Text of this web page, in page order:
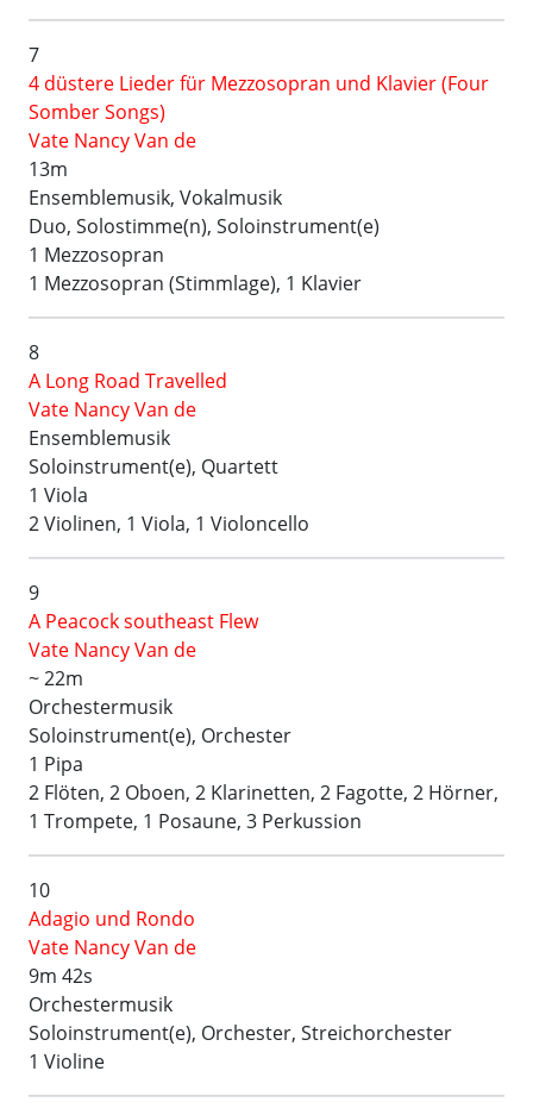
7
4 düstere Lieder für Mezzosopran und Klavier (Four
Somber Songs)
Vate Nancy Van de
13m
Ensemblemusik, Vokalmusik
Duo, Solostimme(n), Soloinstrument(e)
1 Mezzosopran
1 Mezzosopran (Stimmlage), 1 Klavier
8
A Long Road Travelled
Vate Nancy Van de
Ensemblemusik
Soloinstrument(e), Quartett
1 Viola
2 Violinen, 1 Viola, 1 Violoncello
9
A Peacock southeast Flew
Vate Nancy Van de
~ 22m
Orchestermusik
Soloinstrument(e), Orchester
1 Pipa
2 Flöten, 2 Oboen, 2 Klarinetten, 2 Fagotte, 2 Hörner,
1 Trompete, 1 Posaune, 3 Perkussion
10
Adagio und Rondo
Vate Nancy Van de
9m 42s
Orchestermusik
Soloinstrument(e), Orchester, Streichorchester
1 Violine